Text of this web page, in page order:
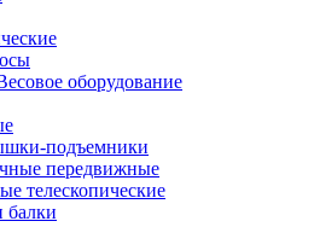
оборудование
подъемники
передвижные
телескопические
балки